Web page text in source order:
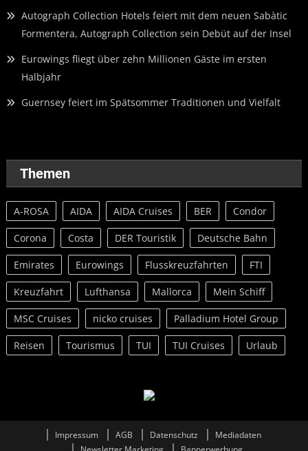
Autograph Collection Hotels feiert mit dem neuen Sabàtic
Formentera, Autograph Collection sein Debüt auf der Insel
Eurowings fliegt über zehn Millionen Gäste im ersten
Halbjahr
Guernsey feiert im Spätsommer Traditionen und Vielfalt
Themen
A-ROSA AIDA AIDA Cruises BER Condor
Corona Costa DER Touristik Deutsche Bahn
Emirates Eurowings Flusskreuzfahrten FTI
Kreuzfahrt Lufthansa Mallorca Mein Schiff
MSC Cruises nicko cruises Palladium Hotel Group
Reisen Tourismus TUI TUI Cruises Urlaub
Impressum AGB Datenschutz
Mediadaten